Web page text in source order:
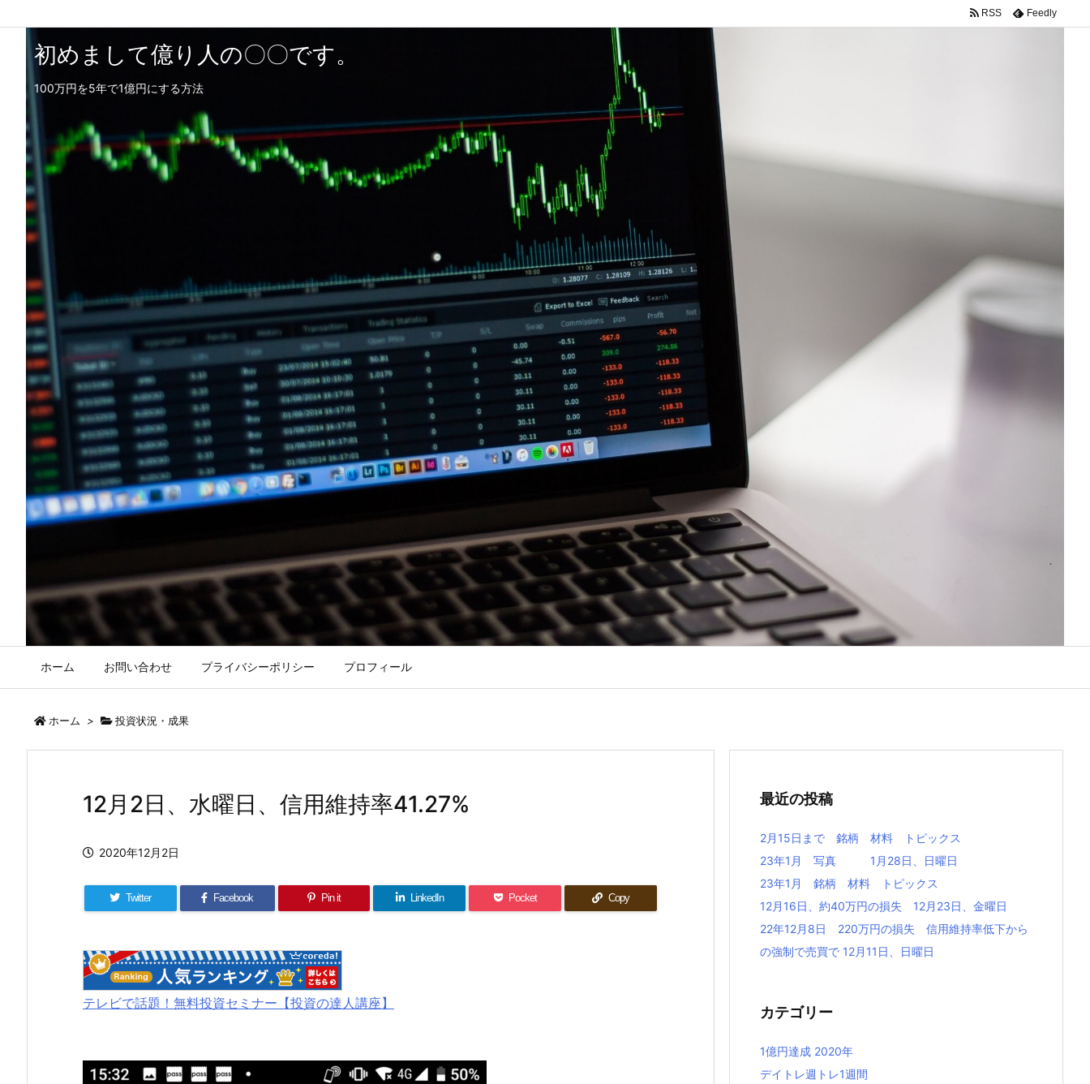
初めまして億り人の〇〇です。
100万円を5年で1億円にする方法
ホーム お問い合わせ プライバシーポリシー プロフィール
RSS Feedly
ホーム > 投資状況・成果
12月2日、水曜日、信用維持率41.27%
2020年12月2日
Twitter Facebook Pin it LinkedIn Pocket Copy
テレビで話題！無料投資セミナー【投資の達人講座】
最近の投稿
2月15日まで 銘柄 材料 トピックス
23年1月 写真 1月28日、日曜日
23年1月 銘柄 材料 トピックス
12月16日、約40万円の損失 12月23日、金曜日
22年12月8日 220万円の損失 信用維持率低下から
の強制で売買で 12月11日、日曜日
カテゴリー
1億円達成 2020年
デイトレ週トレ1週間